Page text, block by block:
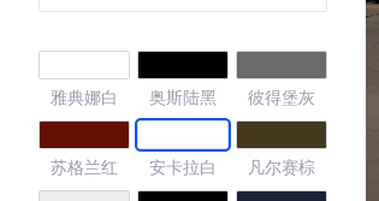
雅典娜白 奥斯陆黑 彼得堡灰
苏格兰红 安卡拉白 凡尔赛棕